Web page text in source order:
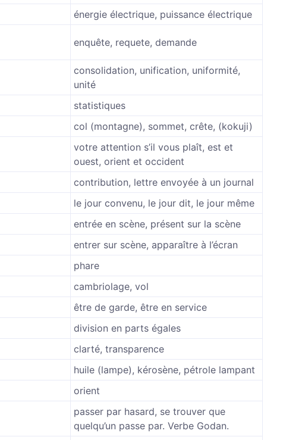
énergie électrique, puissance électrique
enquête, requete, demande
consolidation, unification, uniformité,
unité
statistiques
col (montagne), sommet, crête, (kokuji)
votre attention s’il vous plaît, est et
ouest, orient et occident
contribution, lettre envoyée à un journal
le jour convenu, le jour dit, le jour même
entrée en scène, présent sur la scène
entrer sur scène, apparaître à l’écran
phare
cambriolage, vol
être de garde, être en service
division en parts égales
clarté, transparence
huile (lampe), kérosène, pétrole lampant
orient
passer par hasard, se trouver que
quelqu’un passe par. Verbe Godan.